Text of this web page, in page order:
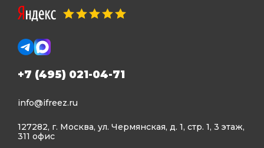
+7 (495) 021-04-71
info@ifreez.ru
127282, г. Москва, ул. Чермянская, д. 1, стр. 1, 3 этаж,
311 офис